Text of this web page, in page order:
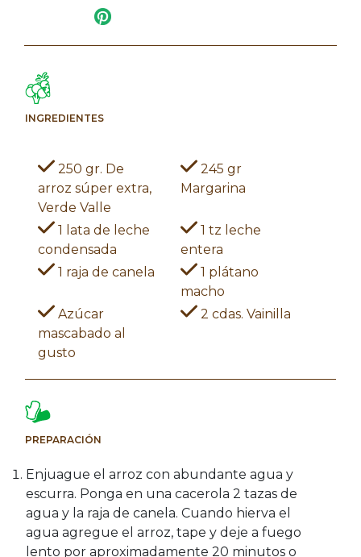
INGREDIENTES
250 gr. De
arroz súper extra,
Verde Valle
245 gr
Margarina
1 lata de leche
condensada
1 tz leche
entera
1 raja de canela
1 plátano
macho
Azúcar
mascabado al
gusto
2 cdas. Vainilla
PREPARACIÓN
Enjuague el arroz con abundante agua y
escurra. Ponga en una cacerola 2 tazas de
agua y la raja de canela. Cuando hierva el
agua agregue el arroz, tape y deje a fuego
lento por aproximadamente 20 minutos o